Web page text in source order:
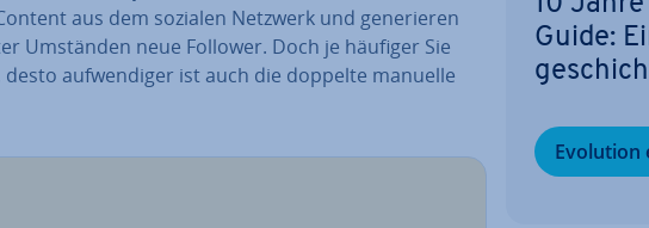
aus dem sozialen Netzwerk und ge­ne­rie­ren
Umständen neue Follower. Doch je häufiger Sie
auf­wen­di­ger ist auch die doppelte manuelle
Guide:
Evolution